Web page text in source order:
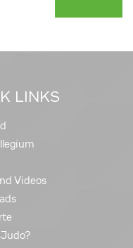
LINKS
Videos